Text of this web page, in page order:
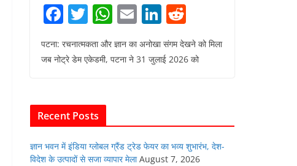
F
c
e
o
o
k
T
itt
W
at
p
E
m
ai
Li
n
k
e
e
d
पटना: रचनात्मकता और ज्ञान का अनोखा संगम देखने को मिला
जब नोट्रे डेम एकेडमी, पटना ने 31 जुलाई 2026 को
Recent Posts
ज्ञान भवन में इंडिया ग्लोबल ग्रैंड ट्रेड फेयर का भव्य शुभारंभ, देश-
विदेश के उत्पादों से सजा व्यापार मेला August 7, 2026